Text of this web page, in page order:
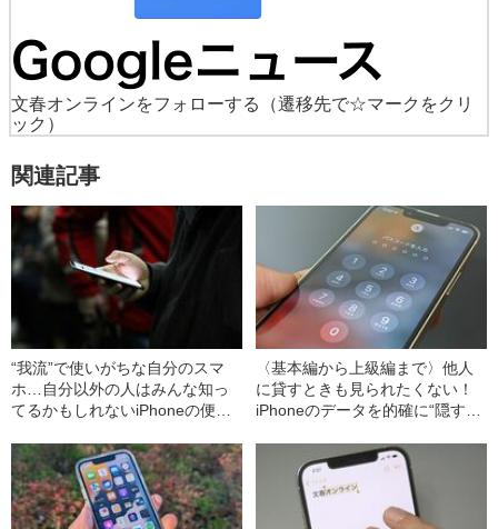
文春オンラインをフォローする
（遷移先で☆マークをクリ
ック）
関連記事
“我流”で使いがちな自分のスマ
ホ…自分以外の人はみんな知っ
てるかもしれないiPhoneの便利
〈基本編から上級編まで〉他人
に貸すときも見られたくない！
iPhoneのデータを的確に“隠す”5